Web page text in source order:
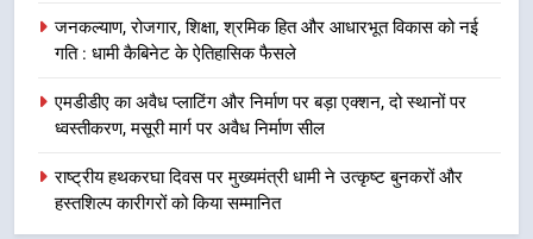
का डीएम ने किया निरीक्षण; समयबद्ध एवं
गुणवत्तापूर्ण निर्माण सुनिश्चित करने के
नहींः डीएम
उत्तराखंड समाचार
खेल महाकुंभ 2026ः 01 सितंबर से सजेगा
न्याय पंचायत से राज्य स्तर तक होगा
प्रतिभा का प्रदर्शन
उत्तराखंड समाचार
जनकल्याण, रोजगार, शिक्षा, श्रमिक हित और आधारभूत विकास को नई
गति : धामी कैबिनेट के ऐतिहासिक फैसले
एमडीडीए का अवैध प्लाटिंग और निर्माण पर बड़ा एक्शन, दो स्थानों पर
ध्वस्तीकरण, मसूरी मार्ग पर अवैध निर्माण सील
राष्ट्रीय हथकरघा दिवस पर मुख्यमंत्री धामी ने उत्कृष्ट बुनकरों और
हस्तशिल्प कारीगरों को किया सम्मानित